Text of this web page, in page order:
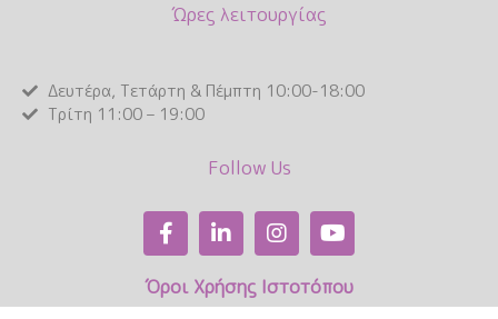
Ώρες λειτουργίας
Δευτέρα, Τετάρτη & Πέμπτη 10:00-18:00
Τρίτη 11:00 – 19:00
Follow Us
Όροι Χρήσης Ιστοτόπου